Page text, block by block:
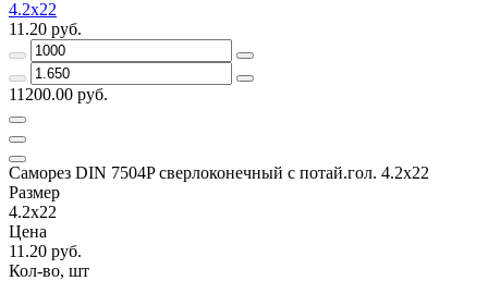
4.2x22
11.20 руб.
11200.00 руб.
Саморез DIN 7504P сверлоконечный с потай.гол. 4.2x22
Размер
4.2x22
Цена
11.20 руб.
Кол-во, шт